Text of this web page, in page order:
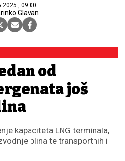
09:00
Glavan
od
još
kapaciteta LNG terminala,
plina te transportnih i